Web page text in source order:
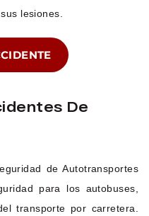
lesiones.
De
de Autotransportes
para los autobuses,
transporte por carretera.